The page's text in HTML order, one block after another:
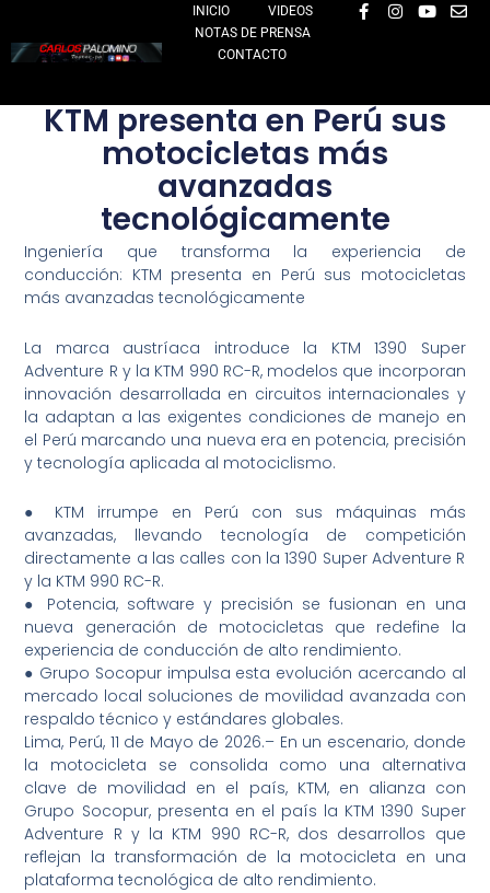
al
contenido
INICIO
VIDEOS
NOTAS DE PRENSA
CONTACTO
F
a
o
k
-
f
I
n
r
a
m
Y
o
e
E
n
p
KTM presenta en Perú sus
motocicletas más
avanzadas
tecnológicamente
Ingeniería que transforma la experiencia de
conducción: KTM presenta en Perú sus motocicletas
más avanzadas tecnológicamente
La marca austríaca introduce la KTM 1390 Super
Adventure R y la KTM 990 RC-R, modelos que incorporan
innovación desarrollada en circuitos internacionales y
la adaptan a las exigentes condiciones de manejo en
el Perú marcando una nueva era en potencia, precisión
y tecnología aplicada al motociclismo.
● KTM irrumpe en Perú con sus máquinas más
avanzadas, llevando tecnología de competición
directamente a las calles con la 1390 Super Adventure R
y la KTM 990 RC-R.
● Potencia, software y precisión se fusionan en una
nueva generación de motocicletas que redefine la
experiencia de conducción de alto rendimiento.
● Grupo Socopur impulsa esta evolución acercando al
mercado local soluciones de movilidad avanzada con
respaldo técnico y estándares globales.
Lima, Perú, 11 de Mayo de 2026.– En un escenario, donde
la motocicleta se consolida como una alternativa
clave de movilidad en el país, KTM, en alianza con
Grupo Socopur, presenta en el país la KTM 1390 Super
Adventure R y la KTM 990 RC-R, dos desarrollos que
reflejan la transformación de la motocicleta en una
plataforma tecnológica de alto rendimiento.